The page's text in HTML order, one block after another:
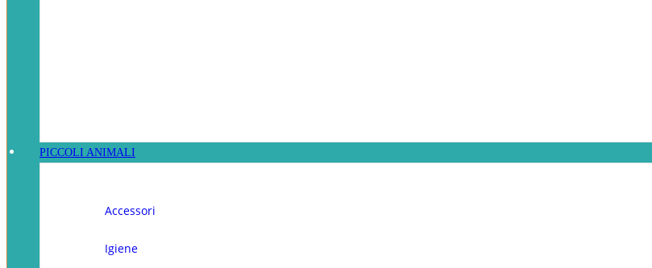
PICCOLI ANIMALI
Accessori
Igiene